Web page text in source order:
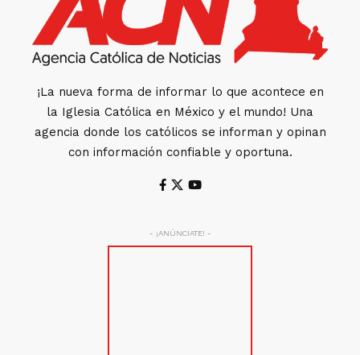
¡La nueva forma de informar lo que acontece en
la Iglesia Católica en México y el mundo! Una
agencia donde los católicos se informan y opinan
con información confiable y oportuna.
- ¡ANÚNCIATE! -